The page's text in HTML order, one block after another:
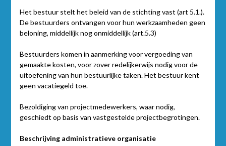
Het bestuur stelt het beleid van de stichting vast (art 5.1.).
De bestuurders ontvangen voor hun werkzaamheden geen
beloning, middellijk nog onmiddellijk (art.5.3)
Bestuurders komen in aanmerking voor vergoeding van
gemaakte kosten, voor zover redelijkerwijs nodig voor de
uitoefening van hun bestuurlijke taken. Het bestuur kent
geen vacatiegeld toe.
Bezoldiging van projectmedewerkers, waar nodig,
geschiedt op basis van vastgestelde projectbegrotingen.
Beschrijving administratieve organisatie